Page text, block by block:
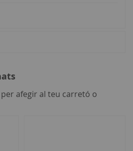
afegir al teu carretó o